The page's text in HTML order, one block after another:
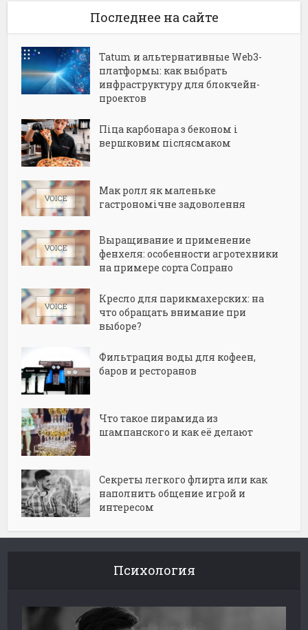
Последнее на сайте
Tatum и альтернативные Web3-
платформы: как выбрать
инфраструктуру для блокчейн-
проектов
Піца карбонара з беконом і
вершковим післясмаком
Мак ролл як маленьке
гастрономічне задоволення
Выращивание и применение
фенхеля: особенности агротехники
на примере сорта Сопрано
Кресло для парикмахерских: на
что обращать внимание при
выборе?
Фильтрация воды для кофеен,
баров и ресторанов
Что такое пирамида из
шампанского и как её делают
Секреты легкого флирта или как
наполнить общение игрой и
интересом
Психология